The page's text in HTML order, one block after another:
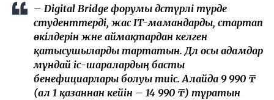
– Digital Bridge форумы дәстүрлі түрде
студенттерді, жас IT-мамандарды, стартап
өкілдерін және аймақтардан келген
қатысушыларды тартатын. Дәл осы адамдар
мұндай іс-шаралардың басты
бенефициарлары болуы тиіс. Алайда 9 990 ₸
(ал 1 қазаннан кейін – 14 990 ₸) тұратын